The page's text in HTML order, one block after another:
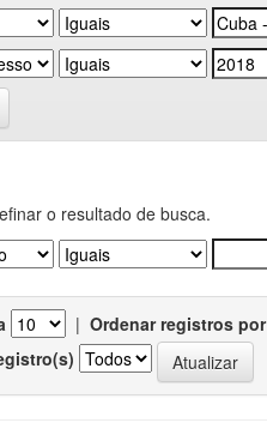
o resultado de busca.
| Ordenar registros por